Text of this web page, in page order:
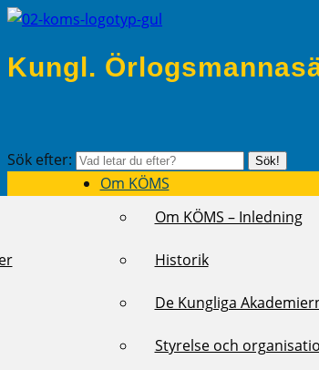
Kungl.
Sök efter: Sök!
Om KÖMS
Om KÖMS – Inledning
Historik
De Kungliga
Styrelse och